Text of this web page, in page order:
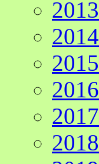
2013
2014
2015
2016
2017
2018